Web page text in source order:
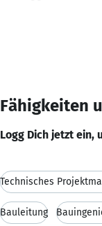
Fähigkeiten
Logg Dich jetzt ein,
Technisches
Bauleitung